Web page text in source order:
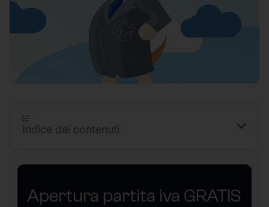
Apertura partita iva GRATIS
Indice dei contenuti